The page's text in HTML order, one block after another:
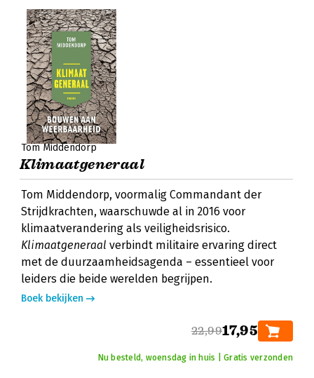
Tom Middendorp
Klimaatgeneraal
Tom Middendorp, voormalig Commandant der
Strijdkrachten, waarschuwde al in 2016 voor
klimaatverandering als veiligheidsrisico.
Klimaatgeneraal verbindt militaire ervaring direct
met de duurzaamheidsagenda – essentieel voor
leiders die beide werelden begrijpen.
Boek bekijken
22,9917,95
Nu besteld, woensdag in huis | Gratis verzonden